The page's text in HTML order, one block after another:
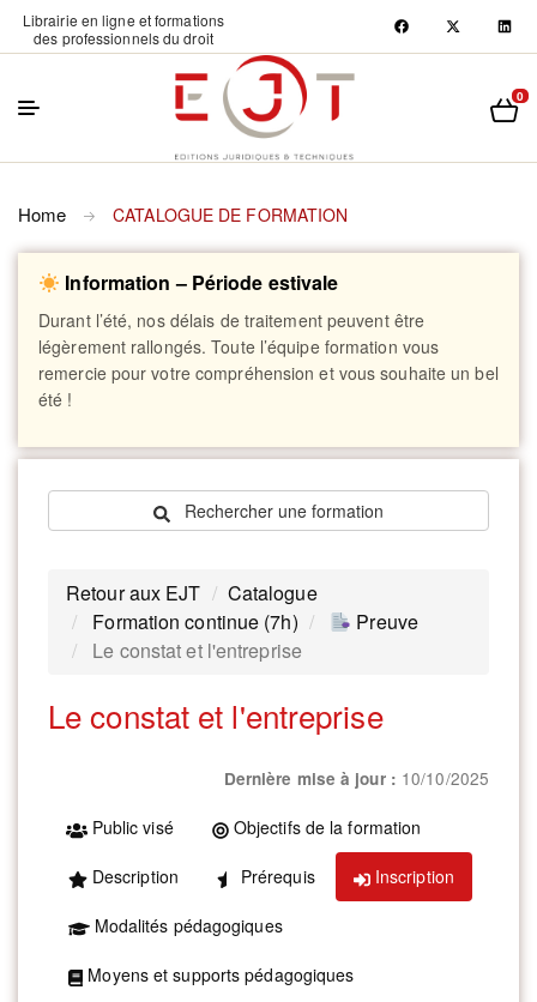
Librairie en ligne et formations
des professionnels du droit
0
Home CATALOGUE DE FORMATION
Information – Période estivale
Durant l’été, nos délais de traitement peuvent être
légèrement rallongés. Toute l’équipe formation vous
remercie pour votre compréhension et vous souhaite un bel
été !
Rechercher une formation
Retour aux EJT
Catalogue
Formation continue (7h)
Preuve
Le constat et l'entreprise
Le constat et l'entreprise
Dernière mise à jour : 10/10/2025
Public visé Objectifs de la formation
Description Prérequis Inscription
Modalités pédagogiques
Moyens et supports pédagogiques